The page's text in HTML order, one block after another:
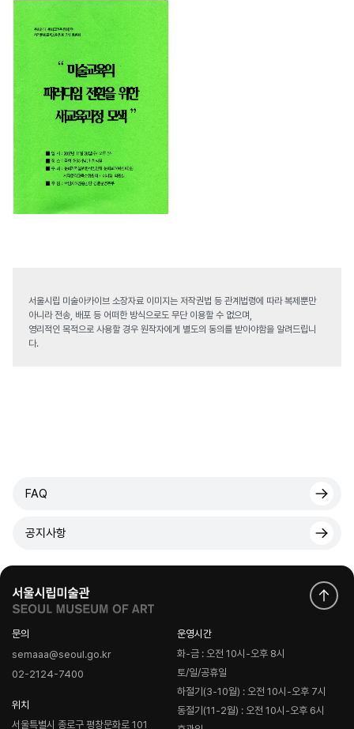
서울시립 미술아카이브 소장자료 이미지는 저작권법 등 관계법령에 따라 복제뿐만
아니라 전송, 배포 등 어떠한 방식으로도 무단 이용할 수 없으며,
영리적인 목적으로 사용할 경우 원작자에게 별도의 동의를 받아야함을 알려드립니
다.
FAQ
공지사항
문의
semaaa@seoul.go.kr
02-2124-7400
위치
서울특별시 종로구 평창문화로 101
운영시간
화-금 : 오전 10시-오후 8시
토/일/공휴일
하절기(3-10월) : 오전 10시-오후 7시
동절기(11-2월) : 오전 10시-오후 6시